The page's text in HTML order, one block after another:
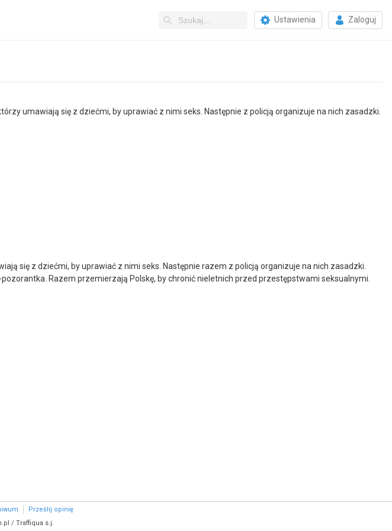
Ustawienia Zaloguj
umawiają się z dziećmi, by uprawiać z nimi seks. Następnie z policją organizuje na nich zasadzki.
się z dziećmi, by uprawiać z nimi seks. Następnie razem z policją organizuje na nich zasadzki.
Razem przemierzają Polskę, by chronić nieletnich przed przestępstwami seksualnymi.
Prześlij opinię
/ Traffiqua s.j.